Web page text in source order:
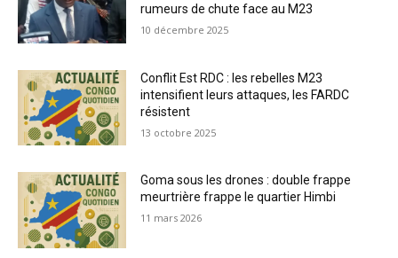
rumeurs de chute face au M23
10 décembre 2025
Conflit Est RDC : les rebelles M23
intensifient leurs attaques, les FARDC
résistent
13 octobre 2025
Goma sous les drones : double frappe
meurtrière frappe le quartier Himbi
11 mars 2026